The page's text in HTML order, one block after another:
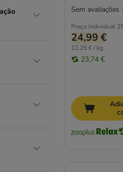
Preço individual
24,99 €
12,25 € / kg
23,74 €
Sem avaliações